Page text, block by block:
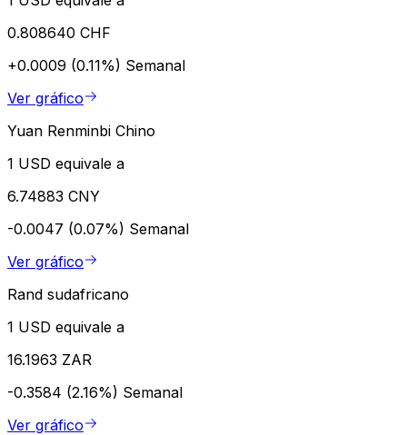
0.808640 CHF
+0.0009 (0.11%) Semanal
Ver gráfico
Yuan Renminbi Chino
1 USD equivale a
6.74883 CNY
-0.0047 (0.07%) Semanal
Ver gráfico
Rand sudafricano
1 USD equivale a
16.1963 ZAR
-0.3584 (2.16%) Semanal
Ver gráfico